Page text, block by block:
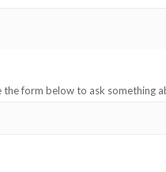
the form below to ask something